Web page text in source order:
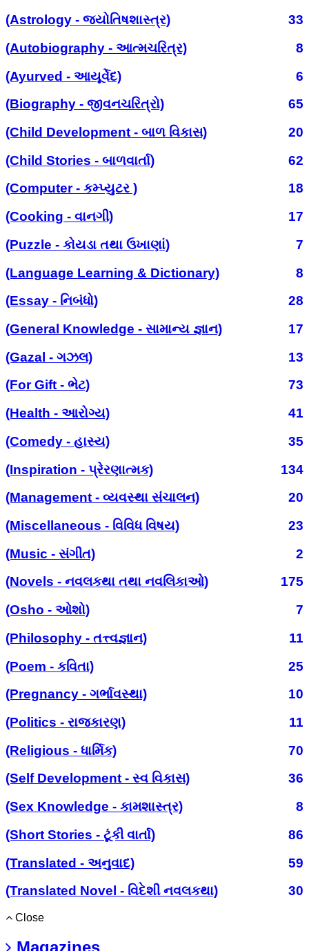
(Astrology - જ્યોતિષશાસ્ત્ર)
33
(Autobiography - આત્મચરિત્ર)
8
(Ayurved - આયૂર્વેદ)
6
(Biography - જીવનચરિત્રો)
65
(Child Development - બાળ વિકાસ)
20
(Child Stories - બાળવાર્તા)
62
(Computer - કમ્પ્યુટર )
18
(Cooking - વાનગી)
17
(Puzzle - કોયડા તથા ઉખાણાં)
7
(Language Learning & Dictionary)
8
(Essay - નિબંધો)
28
(General Knowledge - સામાન્ય જ્ઞાન)
17
(Gazal - ગઝલ)
13
(For Gift - ભેટ)
73
(Health - આરોગ્ય)
41
(Comedy - હાસ્ય)
35
(Inspiration - પ્રેરણાત્મક)
134
(Management - વ્યવસ્થા સંચાલન)
20
(Miscellaneous - વિવિધ વિષય)
23
(Music - સંગીત)
2
(Novels - નવલકથા તથા નવલિકાઓ)
175
(Osho - ઓશો)
7
(Philosophy - તત્ત્વજ્ઞાન)
11
(Poem - કવિતા)
25
(Pregnancy - ગર્ભાવસ્થા)
10
(Politics - રાજકારણ)
11
(Religious - ધાર્મિક)
70
(Self Development - સ્વ વિકાસ)
36
(Sex Knowledge - કામશાસ્ત્ર)
8
(Short Stories - ટૂંકી વાર્તા)
86
(Translated - અનુવાદ)
59
(Translated Novel - વિદેશી નવલકથા)
30
Close
Magazines